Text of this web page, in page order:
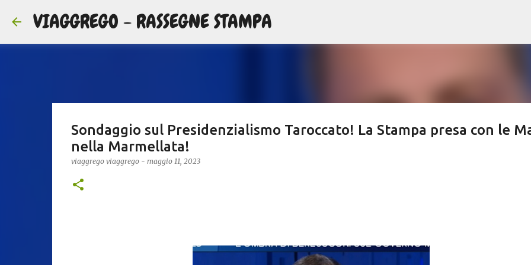
VIAGGREGO - RASSEGNE STAMPA
Sondaggio sul Presidenzialismo Taroccato! La Stampa presa con le
nella Marmellata!
viaggrego viaggrego - maggio 11, 2023